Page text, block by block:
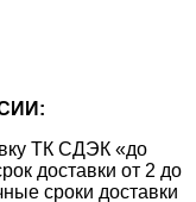
ТК СДЭК «до
доставки от 2 до
сроки доставки